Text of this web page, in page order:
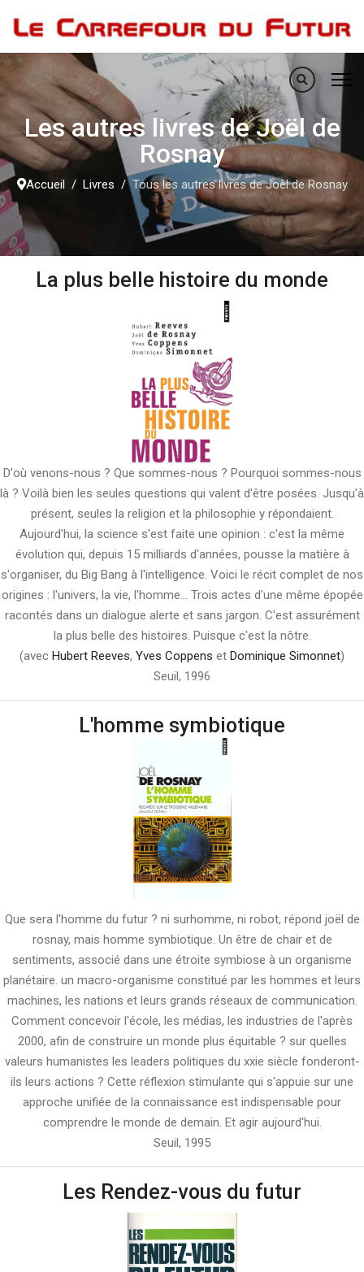
Les autres livres de Joël de
Rosnay
Accueil Livres Tous les autres livres de Joël de Rosnay
La plus belle histoire du monde
D'où venons-nous ? Que sommes-nous ? Pourquoi sommes-nous
là ? Voilà bien les seules questions qui valent d'être posées. Jusqu'à
présent, seules la religion et la philosophie y répondaient.
Aujourd'hui, la science s'est faite une opinion : c'est la même
évolution qui, depuis 15 milliards d'années, pousse la matière à
s'organiser, du Big Bang à l'intelligence. Voici le récit complet de nos
origines : l'univers, la vie, l'homme... Trois actes d'une même épopée
racontés dans un dialogue alerte et sans jargon. C'est assurément
la plus belle des histoires. Puisque c'est la nôtre.
(avec Hubert Reeves, Yves Coppens et Dominique Simonnet)
Seuil, 1996
L'homme symbiotique
Que sera l'homme du futur ? ni surhomme, ni robot, répond joël de
rosnay, mais homme symbiotique. Un être de chair et de
sentiments, associé dans une étroite symbiose à un organisme
planétaire. un macro-organisme constitué par les hommes et leurs
machines, les nations et leurs grands réseaux de communication.
Comment concevoir l'école, les médias, les industries de l'après
2000, afin de construire un monde plus équitable ? sur quelles
valeurs humanistes les leaders politiques du xxie siècle fonderont-
ils leurs actions ? Cette réflexion stimulante qui s'appuie sur une
approche unifiée de la connaissance est indispensable pour
comprendre le monde de demain. Et agir aujourd'hui.
Seuil, 1995
Les Rendez-vous du futur